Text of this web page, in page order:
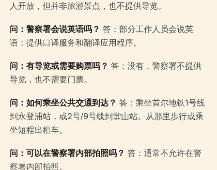
人开放，但并非旅游景点，也不提供导览。
问：警察署会说英语吗？ 答：部分工作人员会说英
语；提供口译服务和翻译应用程序。
问：有导览或需要购票吗？ 答：没有，警察署不提供
导览，也不需要门票。
问：如何乘坐公共交通到达？ 答：乘坐首尔地铁1号线
到永登浦站，或2号/9号线到堂山站。从那里步行或乘
坐短程出租车。
问：可以在警察署内部拍照吗？ 答：通常不允许在警
察署内部拍照。